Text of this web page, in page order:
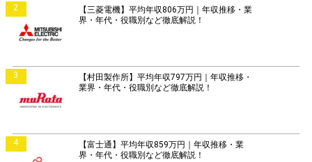
2
【三菱電機】平均年収806万円｜年収推移・業
界・年代・役職別など徹底解説！
3
【村田製作所】平均年収797万円｜年収推移・
業界・年代・役職別など徹底解説！
4
【富士通】平均年収859万円｜年収推移・業
界・年代・役職別など徹底解説！